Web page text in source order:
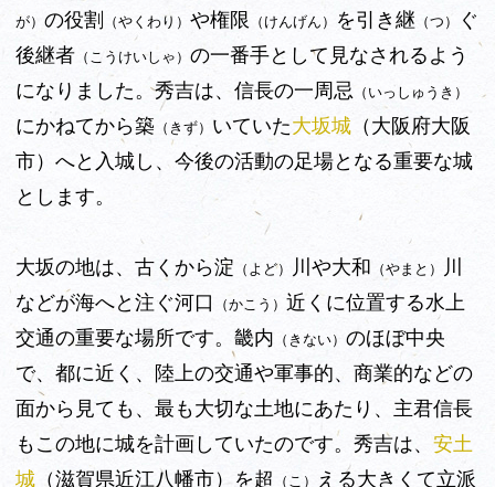
が） の役割 （やくわり） や権限 （けんげん） を引き継 （つ）
ぐ
後継者 （こうけいしゃ） の一番手として見なされるよう
になりました。秀吉は、信長の一周忌
（いっしゅうき）
にかねてから築 （きず） いていた大坂城 （大阪府大阪
市）へと入城し、今後の活動の足場となる重要な城
とします。
大坂の地は、古くから淀 （よど） 川や大和 （やまと）
川
などが海へと注ぐ河口
（かこう） 近くに位置する水上
交通の重要な場所です。畿内 （きない） のほぼ中央
で、都に近く、陸上の交通や軍事的、商業的などの
面から見ても、最も大切な土地にあたり、主君信長
もこの地に城を計画していたのです。秀吉は、 安土
城 （滋賀県近江八幡市） を超 （こ） える大きくて立派